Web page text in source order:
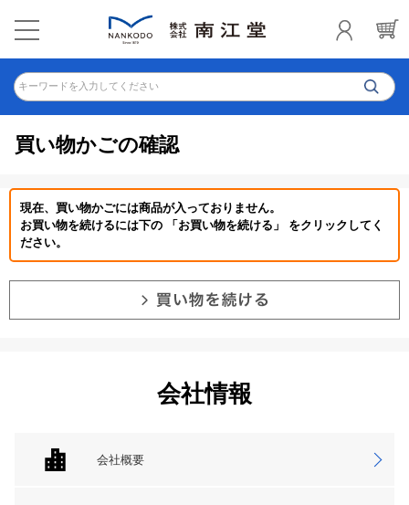
キーワードを入力してください
買い物かごの確認
現在、買い物かごには商品が入っておりません。
お買い物を続けるには下の 「お買い物を続ける」 をクリックしてく
ださい。
会社情報
会社概要